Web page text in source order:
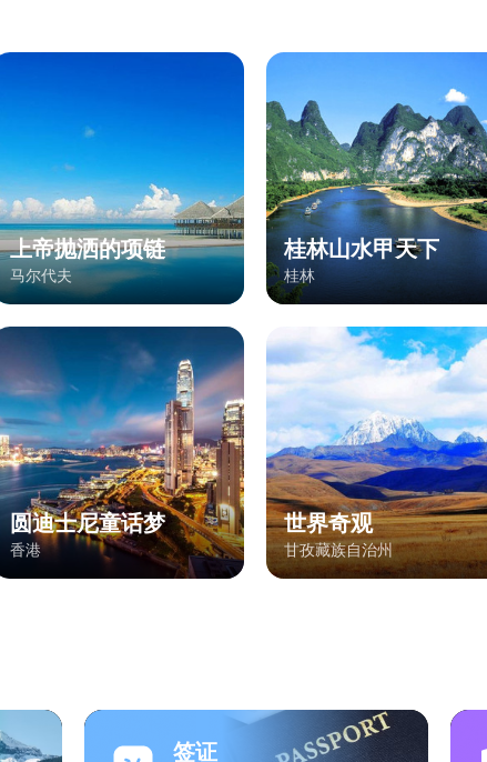
上帝抛洒的项链
马尔代夫
桂林山水甲天下
桂林
圆迪士尼童话梦
香港
世界奇观
甘孜藏族自治州
签证